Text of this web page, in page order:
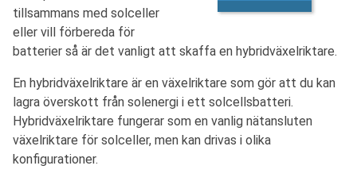
tillsammans med solceller
eller vill förbereda för
batterier så är det vanligt att skaffa en hybridväxelriktare.
En hybridväxelriktare är en växelriktare som gör att du kan
lagra överskott från solenergi i ett solcellsbatteri.
Hybridväxelriktare fungerar som en vanlig nätansluten
växelriktare för solceller, men kan drivas i olika
konfigurationer.